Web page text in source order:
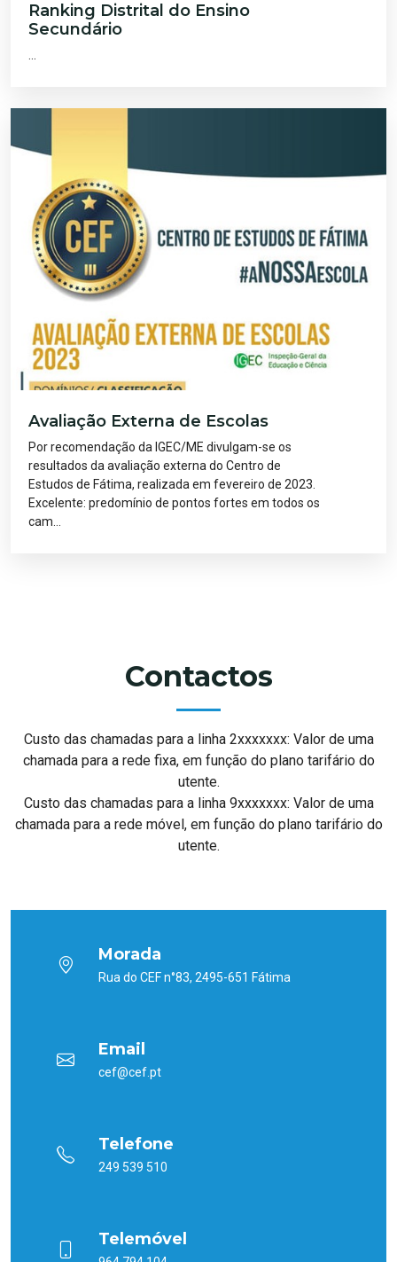
Ranking Distrital do Ensino
Secundário
Avaliação Externa de Escolas
Por recomendação da IGEC/ME divulgam-se os
resultados da avaliação externa do Centro de
Estudos de Fátima, realizada em fevereiro de 2023.
Excelente: predomínio de pontos fortes em todos os
cam...
Contactos
Custo das chamadas para a linha 2xxxxxxx: Valor de uma
chamada para a rede fixa, em função do plano tarifário do
utente.
Custo das chamadas para a linha 9xxxxxxx: Valor de uma
chamada para a rede móvel, em função do plano tarifário do
utente.
Morada
Rua do CEF n°83, 2495-651 Fátima
Email
cef@cef.pt
Telefone
249 539 510
Telemóvel